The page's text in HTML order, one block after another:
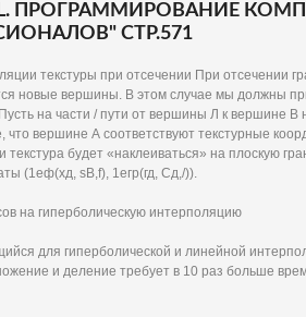
ПРОГРАММИРОВАНИЕ
СТР.571
текстуры при отсечении При отсечении
новые вершины. В этом случае мы должны
на части / пути от вершины Л к вершине В
вершине А соответствуют текстурные
будет «наклеиваться» на плоскую
(1еф(хд, sB,f), 1егр(гд, Сд,/)).
на гиперболическую интерполяцию
для гиперболической и линейной
и деление требует в 10 раз больше